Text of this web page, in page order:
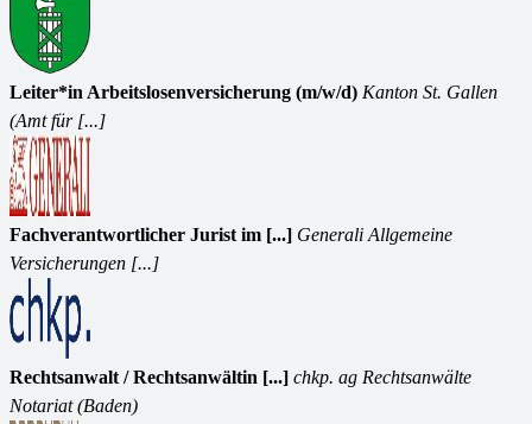
Leiter*in Arbeitslosenversicherung (m/w/d) Kanton St. Gallen
(Amt für [...]
Fachverantwortlicher Jurist im [...] Generali Allgemeine
Versicherungen [...]
Rechtsanwalt / Rechtsanwältin [...] chkp. ag Rechtsanwälte
Notariat (Baden)